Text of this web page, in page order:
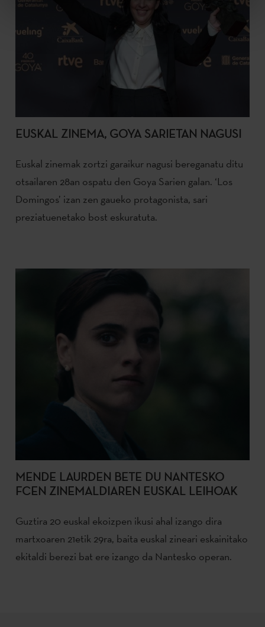
EUSKAL ZINEMA, GOYA SARIETAN NAGUSI
Euskal zinemak zortzi garaikur nagusi bereganatu ditu
otsailaren 28an ospatu den Goya Sarien galan. ‘Los
Domingos’ izan zen gaueko protagonista, sari
preziatuenetako bost eskuratuta.
MENDE LAURDEN BETE DU NANTESKO
FCEN ZINEMALDIAREN EUSKAL LEIHOAK
Guztira 20 euskal ekoizpen ikusi ahal izango dira
martxoaren 21etik 29ra, baita euskal zineari eskainitako
ekitaldi berezi bat ere izango da Nantesko operan.